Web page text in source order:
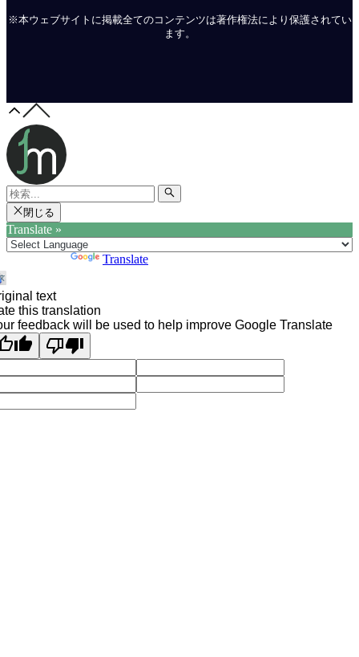
※本ウェブサイトに掲載全てのコンテンツは著作権法により保護されてい
ます。
閉じる
Translate »
Translate
text
this translation
feedback will be used to help improve Google Translate